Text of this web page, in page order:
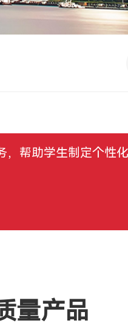
帮助学生制定个性
量产品